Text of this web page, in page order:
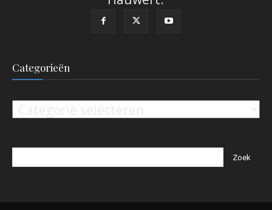
Categorieën
Categorieën